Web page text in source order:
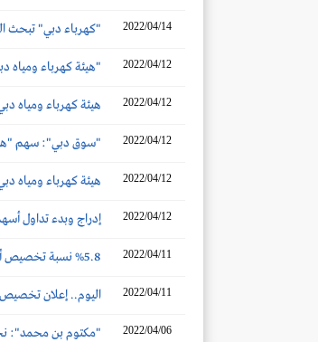
2022/04/14 "كهرباء دبي" تبحث
2022/04/12 "هيئة كهرباء ومياه دبي" وشركة
2022/04/12 هيئة كهرباء ومياه
2022/04/12 "سوق دبي": سهم "هيئة كهرباء
2022/04/12 هيئة كهرباء ومياه
2022/04/12 إدراج وبدء تداول
2022/04/11 %5.8 نسبة تخصيص أسهم "ديوا" المتوقعة للأفراد
2022/04/11 اليوم.. إعلان تخصيص
2022/04/06 "مكتوم بن محمد": نجاح اكتتاب "ديوا"